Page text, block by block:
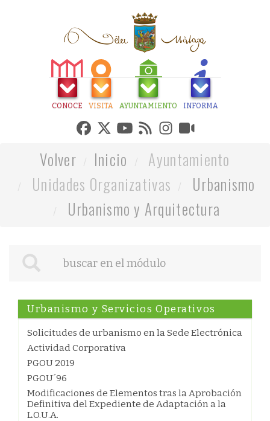
CONOCE VISITA AYUNTAMIENTO INFORMA
Volver Inicio
Ayuntamiento
Unidades Organizativas
Urbanismo
Urbanismo y Arquitectura
Urbanismo y Servicios Operativos
Solicitudes de urbanismo en la Sede Electrónica
Actividad Corporativa
PGOU 2019
PGOU´96
Modificaciones de Elementos tras la Aprobación
Definitiva del Expediente de Adaptación a la
L.O.U.A.